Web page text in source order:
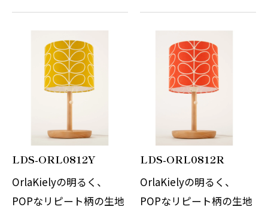
然をモチーフにしたデザ
インは今なお世界中の多
くの人々を魅了し続けて
います。 こち…
然をモチーフにしたデザ
インは今なお世界中の多
くの人々を魅了し続けて
います。 中で…
LDS-ORL0812Y
OrlaKielyの明るく、
POPなリピート柄の生地
LDS-ORL0812R
OrlaKielyの明るく、
POPなリピート柄の生地